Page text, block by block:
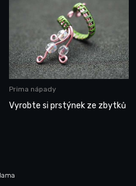
Prima nápady
Vyrobte si prstýnek ze zbytků